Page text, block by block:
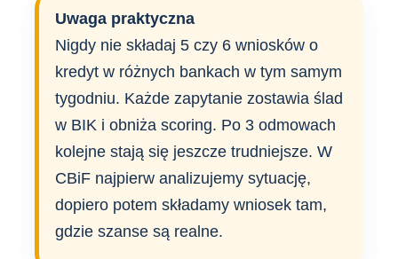
Uwaga praktyczna
Nigdy nie składaj 5 czy 6 wniosków o
kredyt w różnych bankach w tym samym
tygodniu. Każde zapytanie zostawia ślad
w BIK i obniża scoring. Po 3 odmowach
kolejne stają się jeszcze trudniejsze. W
CBiF najpierw analizujemy sytuację,
dopiero potem składamy wniosek tam,
gdzie szanse są realne.